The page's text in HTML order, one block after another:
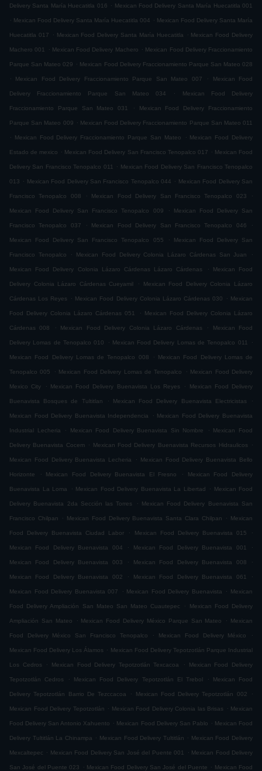
Delivery Santa María Huecatitla 016 . Mexican Food Delivery Santa María Huecatitla 001
. Mexican Food Delivery Santa María Huecatitla 004 . Mexican Food Delivery Santa María
Huecatitla 017 . Mexican Food Delivery Santa María Huecatitla . Mexican Food Delivery
Machero 001 . Mexican Food Delivery Machero . Mexican Food Delivery Fraccionamiento
Parque San Mateo 029 . Mexican Food Delivery Fraccionamiento Parque San Mateo 028
.
Mexican Food Delivery Fraccionamiento Parque San Mateo 007 . Mexican Food
Delivery Fraccionamiento Parque San Mateo 034 . Mexican Food Delivery
Fraccionamiento Parque San Mateo 031 . Mexican Food Delivery Fraccionamiento
Parque San Mateo 009 . Mexican Food Delivery Fraccionamiento Parque San Mateo 011
.
Mexican Food Delivery Fraccionamiento Parque San Mateo . Mexican Food Delivery
Estado de mexico . Mexican Food Delivery San Francisco Tenopalco 017 . Mexican Food
Delivery San Francisco Tenopalco 011 . Mexican Food Delivery San Francisco Tenopalco
013 . Mexican Food Delivery San Francisco Tenopalco 044 . Mexican Food Delivery San
Francisco Tenopalco 008 . Mexican Food Delivery San Francisco Tenopalco 023 .
Mexican Food Delivery San Francisco Tenopalco 009 . Mexican Food Delivery San
Francisco Tenopalco 037 . Mexican Food Delivery San Francisco Tenopalco 046 .
Mexican Food Delivery San Francisco Tenopalco 055 . Mexican Food Delivery San
Francisco Tenopalco . Mexican Food Delivery Colonia Lázaro Cárdenas San Juan .
Mexican Food Delivery Colonia Lázaro Cárdenas Lázaro Cárdenas . Mexican Food
Delivery Colonia Lázaro Cárdenas Cueyamil . Mexican Food Delivery Colonia Lázaro
Cárdenas Los Reyes . Mexican Food Delivery Colonia Lázaro Cárdenas 030 . Mexican
Food Delivery Colonia Lázaro Cárdenas 051 . Mexican Food Delivery Colonia Lázaro
Cárdenas 008 . Mexican Food Delivery Colonia Lázaro Cárdenas . Mexican Food
Delivery Lomas de Tenopalco 010 . Mexican Food Delivery Lomas de Tenopalco 011 .
Mexican Food Delivery Lomas de Tenopalco 008 . Mexican Food Delivery Lomas de
Tenopalco 005 . Mexican Food Delivery Lomas de Tenopalco . Mexican Food Delivery
Mexico City . Mexican Food Delivery Buenavista Los Reyes . Mexican Food Delivery
Buenavista Bosques de Tultitlan . Mexican Food Delivery Buenavista Electricistas .
Mexican Food Delivery Buenavista Independencia . Mexican Food Delivery Buenavista
Industrial Lecheria . Mexican Food Delivery Buenavista Sin Nombre . Mexican Food
Delivery Buenavista Cocem . Mexican Food Delivery Buenavista Recursos Hidraulicos .
Mexican Food Delivery Buenavista Lecheria . Mexican Food Delivery Buenavista Bello
Horizonte . Mexican Food Delivery Buenavista El Fresno . Mexican Food Delivery
Buenavista La Loma . Mexican Food Delivery Buenavista La Libertad . Mexican Food
Delivery Buenavista 2da Sección las Torres . Mexican Food Delivery Buenavista San
Francisco Chilpan . Mexican Food Delivery Buenavista Santa Clara Chilpan . Mexican
Food Delivery Buenavista Ciudad Labor . Mexican Food Delivery Buenavista 015 .
Mexican Food Delivery Buenavista 004 . Mexican Food Delivery Buenavista 001 .
Mexican Food Delivery Buenavista 003 . Mexican Food Delivery Buenavista 008 .
Mexican Food Delivery Buenavista 002 . Mexican Food Delivery Buenavista 061 .
Mexican Food Delivery Buenavista 007 . Mexican Food Delivery Buenavista . Mexican
Food Delivery Ampliación San Mateo San Mateo Cuautepec . Mexican Food Delivery
Ampliación San Mateo . Mexican Food Delivery México Parque San Mateo . Mexican
Food Delivery México San Francisco Tenopalco . Mexican Food Delivery México .
Mexican Food Delivery Los Álamos . Mexican Food Delivery Tepotzotlán Parque Industrial
Los Cedros . Mexican Food Delivery Tepotzotlán Texcacoa . Mexican Food Delivery
Tepotzotlán Cedros . Mexican Food Delivery Tepotzotlán El Trebol . Mexican Food
Delivery Tepotzotlán Barrio De Tezccacoa . Mexican Food Delivery Tepotzotlán 002 .
Mexican Food Delivery Tepotzotlán . Mexican Food Delivery Colonia las Brisas . Mexican
Food Delivery San Antonio Xahuento . Mexican Food Delivery San Pablo . Mexican Food
Delivery Tultitlán La Chinampa . Mexican Food Delivery Tultitlán . Mexican Food Delivery
Mexcaltepec . Mexican Food Delivery San José del Puente 001 . Mexican Food Delivery
San José del Puente 023 . Mexican Food Delivery San José del Puente . Mexican Food